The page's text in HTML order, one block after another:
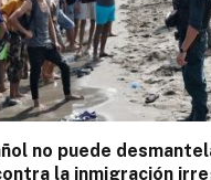
no puede
la inmigración